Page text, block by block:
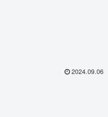
2024.09.06